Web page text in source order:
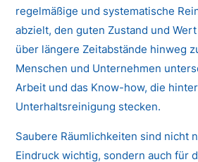
regelmäßige und systematische
abzielt, den guten Zustand und
über längere Zeitabstände hinweg
Menschen und Unternehmen
Arbeit und das Know-how, die
Unterhaltsreinigung stecken.
Saubere Räumlichkeiten sind nicht
Eindruck wichtig, sondern auch für